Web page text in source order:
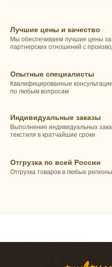
Лучшие цены и качество
Мы обеспечиваем лучшие цены за
партнерских отношений с
Опытные специалисты
Квалифицированные
по любым вопросам
Индивидуальные заказы
Выполнение индивидуальных
текстиля в кратчайшие сроки
Отгрузка по всей России
Отгрузка товаров в любые